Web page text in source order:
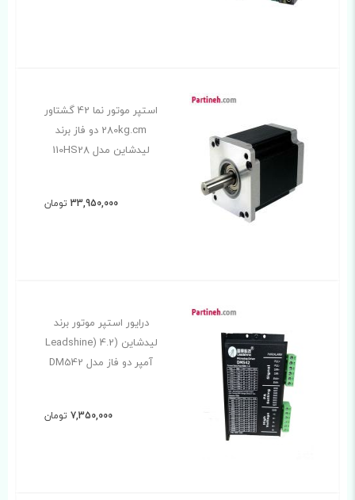
استپر موتور نما 42 گشتاور
280kg.cm دو فاز برند
لیدشاین مدل 110HS28
33,950,000 تومان
درایور استپر موتور برند
لیدشاین (Leadshine) 4.2
آمپر دو فاز مدل DM542
7,350,000 تومان